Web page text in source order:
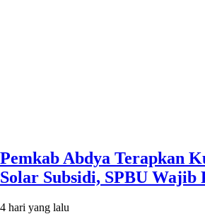
Pemkab Abdya Terapkan
Solar Subsidi, SPBU Wajib
4 hari yang lalu